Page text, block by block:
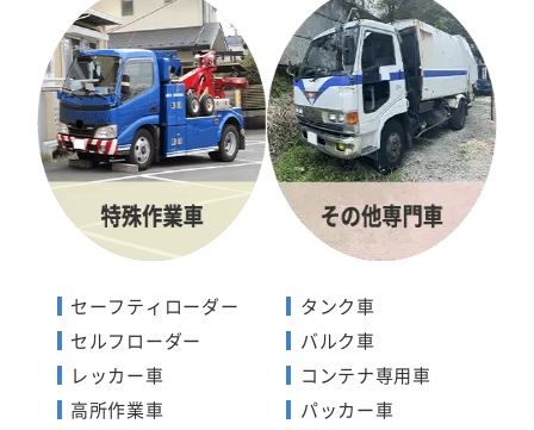
セーフティローダー
セルフローダー
レッカー車
高所作業車
タンク車
バルク車
コンテナ専用車
パッカー車